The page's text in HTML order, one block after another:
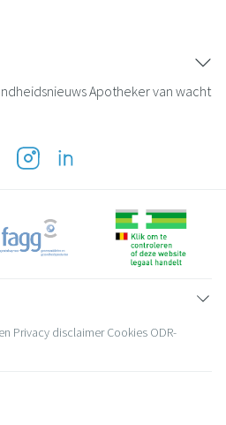
Apotheker van wacht
Privacy disclaimer Cookies ODR-